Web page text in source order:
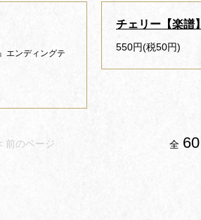
エンディングテ
チェリー【楽譜】
550円(税50円)
前のページ 全 60